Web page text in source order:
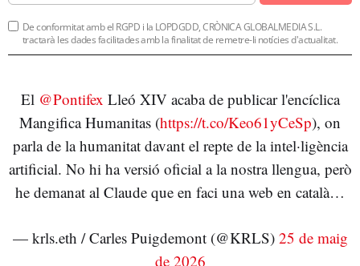
De conformitat amb el RGPD i la LOPDGDD, CRÒNICA GLOBALMEDIA S.L.
tractarà les dades facilitades amb la finalitat de remetre-li notícies d'actualitat.
El @Pontifex Lleó XIV acaba de publicar l'encíclica
Mangifica Humanitas (https://t.co/Keo61yCeSp), on
parla de la humanitat davant el repte de la intel·ligència
artificial. No hi ha versió oficial a la nostra llengua, però
he demanat al Claude que en faci una web en català…
— krls.eth / Carles Puigdemont (@KRLS) 25 de maig
de 2026